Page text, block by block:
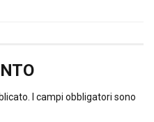
I campi obbligatori sono